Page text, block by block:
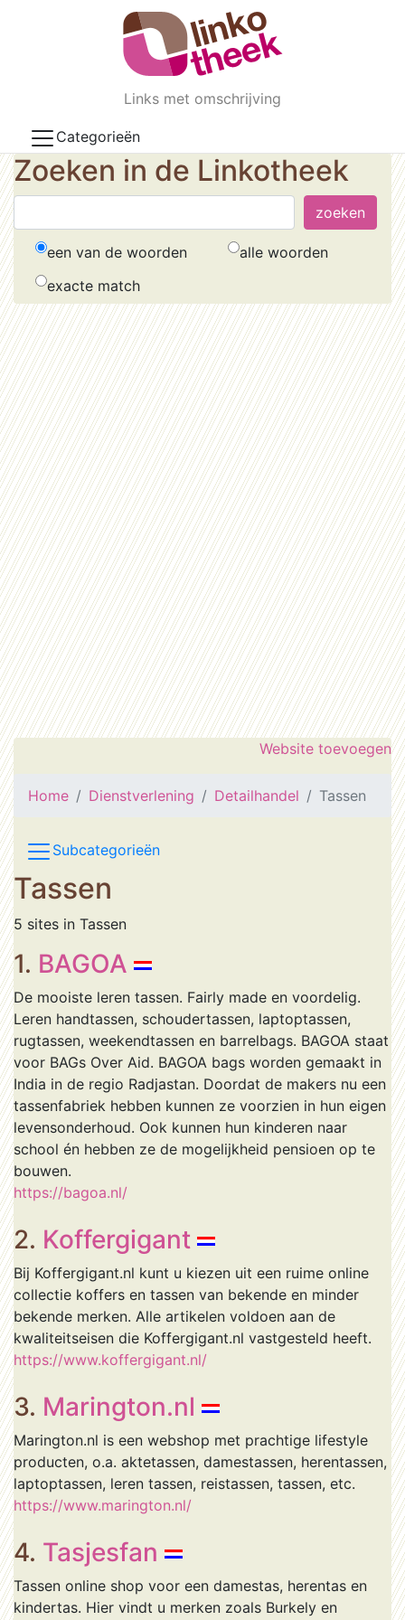
Skip to main content
Links met omschrijving
Categorieën
Zoeken in de Linkotheek
een van de woorden
alle woorden
exacte match
Website toevoegen
Home Dienstverlening Detailhandel Tassen
Subcategorieën
Tassen
5 sites in Tassen
1. BAGOA
De mooiste leren tassen. Fairly made en voordelig.
Leren handtassen, schoudertassen, laptoptassen,
rugtassen, weekendtassen en barrelbags. BAGOA staat
voor BAGs Over Aid. BAGOA bags worden gemaakt in
India in de regio Radjastan. Doordat de makers nu een
tassenfabriek hebben kunnen ze voorzien in hun eigen
levensonderhoud. Ook kunnen hun kinderen naar
school én hebben ze de mogelijkheid pensioen op te
bouwen.
https://bagoa.nl/
2. Koffergigant
Bij Koffergigant.nl kunt u kiezen uit een ruime online
collectie koffers en tassen van bekende en minder
bekende merken. Alle artikelen voldoen aan de
kwaliteitseisen die Koffergigant.nl vastgesteld heeft.
https://www.koffergigant.nl/
3. Marington.nl
Marington.nl is een webshop met prachtige lifestyle
producten, o.a. aktetassen, damestassen, herentassen,
laptoptassen, leren tassen, reistassen, tassen, etc.
https://www.marington.nl/
4. Tasjesfan
Tassen online shop voor een damestas, herentas en
kindertas. Hier vindt u merken zoals Burkely en